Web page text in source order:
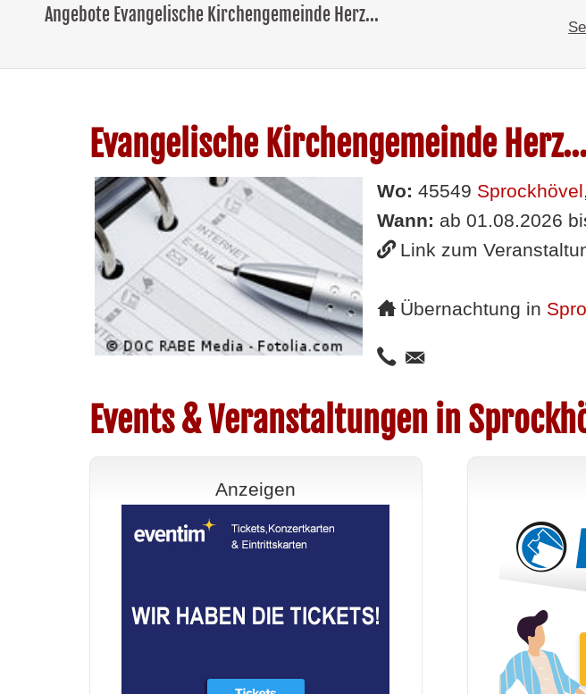
Angebote Evangelische Kirchengemeinde Herz...
Evangelische Kirchengemeinde Herz...
Wo: 45549 Sprockhövel
Wann: ab 01.08.2026
Link zum
Übernachtung in
Events & Veranstaltungen in
Anzeigen